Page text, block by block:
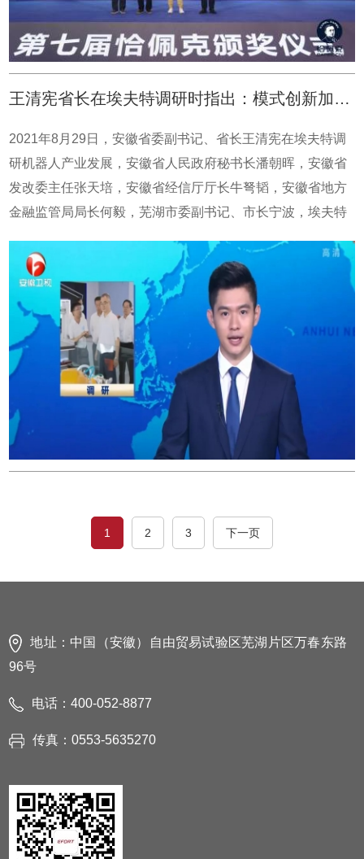
议同期，埃夫特总经理兼CTO游玮发表《回归价值的本质，
以应用驱动赢得增量市场》的主题演讲。埃夫特董事长许礼
进参与发布“芜湖质量宣言”，倡议在强化质量意识、推动质
形象，促进产业健康发展。 同时，在主论坛环节，埃夫特深
度参与如何补齐产业核心基础环节的短板的交流，推动与人
工智能、云、大数据等新一代信息技术的加速融合，实现创
新突破发展。埃夫特总经理兼CTO游玮博士发表演讲近年
来，埃夫特的业务稳步攀升，规模逐年增长，屡创新高。埃
的客户服务体系。在工业机器人领域，埃夫特抓住机会，努
力前行，坚持以应用驱动市场增量市场，一步一个脚印助力
客户获得价值，为中国制造贡献自己的力量。随着时代日新
月异的变革和发展，埃夫特坚持以客户为中心，持续升级产
品品质、优化服务体系，为客户提供更多价值。未来，埃夫
特将秉持初衷，不断加强全球业务布局与研发创新。埃夫特
将与您一起见证中国机器人行业的成长！
王清宪省长在埃夫特调研时指出：模式创新加快技术创新和产品创新的落地
2021年8月29日，安徽省委副书记、省长王清宪在埃夫特调
研机器人产业发展，安徽省人民政府秘书长潘朝晖，安徽省
发改委主任张天培，安徽省经信厅厅长牛弩韬，安徽省地方
金融监管局局长何毅，芜湖市委副书记、市长宁波，埃夫特
董事长许礼进向王清宪省长详细汇报了核心技术创新和产品
创新、机器人产品市场占有率、机器人全产业链协同发展和
智能共享工厂模式创新等工作，王清宪省长听取汇报之后指
出，希望埃夫特在加强技术创新、产品创新的同时，更加重
视模式创新，实现资本、技术、人才等要素的放量汇聚和最
新组合，走出一条做强做大的新路子。埃夫特依托智能喷涂
机器人建设共享工厂，通过模式创新推动行业生产方式的变
革，在资本、技术、劳动等要素的重新组合中提升行业效
率，放大技术创新和产品创新的效应。 共享工厂技术创新需
工业机器人的智能、柔性要求较高。埃夫特所开发的基于云
端架构和智能算法、机器人智能喷涂系统成套解决方案、智
重新组合中提升行业效率，放大技术创新和产品创新的效
应。 共享工厂技术创新需要解决作业对象规格多样化的问
题，机器人运动程序和工艺参数需根据不同的作业对象自动
高。埃夫特所开发的基于云端架构和智能算法、机器人智能
定了共享工厂模式的技术基础。从卖产品到卖服务，模式创
新让埃夫特一举破解了喷涂机器人商业化应用难题，使技术
创新的成果得以快速落地。大量中小家具企业不必购买便可
1 2 3 下一页
地址：中国（安徽）自由贸易试验区芜湖片区万春东路
96号
电话：400-052-8877
传真：0553-5635270